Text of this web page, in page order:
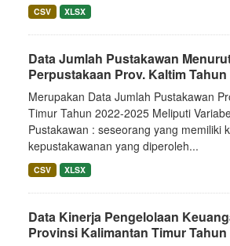
CSV XLSX
Data Jumlah Pustakawan
Perpustakaan Prov. Kaltim Tahun
Merupakan Data Jumlah Pustakawan
Timur Tahun 2022-2025 Meliputi
Pustakawan : seseorang yang memiliki
kepustakawanan yang diperoleh...
CSV XLSX
Data Kinerja Pengelolaan
Provinsi Kalimantan Timur Tahun